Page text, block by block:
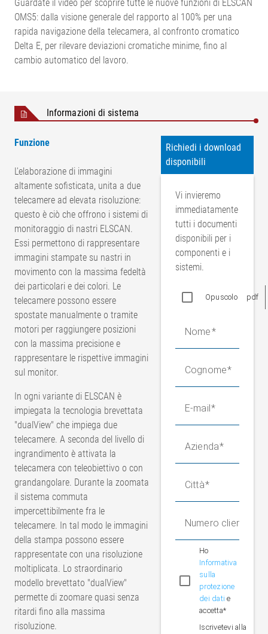
Guardate il video per scoprire tutte le nuove funzioni di ELSCAN
OMS5: dalla visione generale del rapporto al 100% per una
rapida navigazione della telecamera, al confronto cromatico
Delta E, per rilevare deviazioni cromatiche minime, fino al
cambio automatico del lavoro.
Informazioni di sistema
Funzione
L'elaborazione di immagini
altamente sofisticata, unita a due
telecamere ad elevata risoluzione:
questo è ciò che offrono i sistemi di
monitoraggio di nastri ELSCAN.
Essi permettono di rappresentare
immagini stampate su nastri in
movimento con la massima fedeltà
dei particolari e dei colori. Le
telecamere possono essere
spostate manualmente o tramite
motori per raggiungere posizioni
con la massima precisione e
rappresentare le rispettive immagini
sul monitor.
In ogni variante di ELSCAN è
impiegata la tecnologia brevettata
"dualView" che impiega due
telecamere. A seconda del livello di
ingrandimento è attivata la
telecamera con teleobiettivo o con
grandangolare. Durante la zoomata
il sistema commuta
impercettibilmente fra le
telecamere. In tal modo le immagini
della stampa possono essere
rappresentate con una risoluzione
moltiplicata. Lo straordinario
modello brevettato "dualView"
permette di zoomare quasi senza
ritardi fino alla massima
risoluzione.
Richiedi i download
disponibili
Vi invieremo
immediatamente
tutti i documenti
disponibili per i
componenti e i
sistemi.
Opuscolo pdf
Nome
Cognome
E-mail
Azienda
Città
Numero cliente
Ho
Informativa
sulla
protezione
dei datie
accetta*
Iscrivetevi alla